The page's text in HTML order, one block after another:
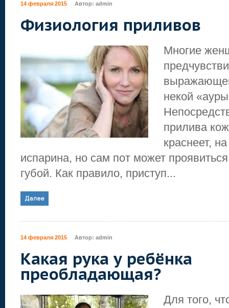
14 февраля 2015 Автор: admin
Физиология приливов
Многие
некой
прилива
краснеет,
испарина, но сам пот может
губой. Как правило, приступ...
14 февраля 2015 Автор: admin
Какая рука у ребёнка
преобладающая?
Для того,